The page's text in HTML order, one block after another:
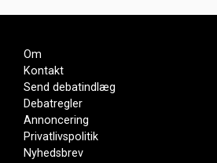
Om
Kontakt
Send debatindlæg
Debatregler
Annoncering
Privatlivspolitik
Nyhedsbrev